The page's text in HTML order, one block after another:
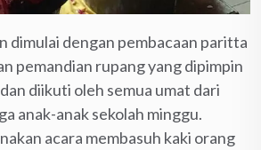
dimulai dengan pembacaan paritta
pemandian rupang yang dipimpin
diikuti oleh semua umat dari
anak-anak sekolah minggu.
acara membasuh kaki orang